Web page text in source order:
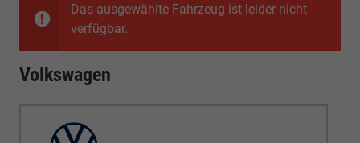
Das ausgewählte Fahrzeug ist leider nicht
verfügbar.
Volkswagen